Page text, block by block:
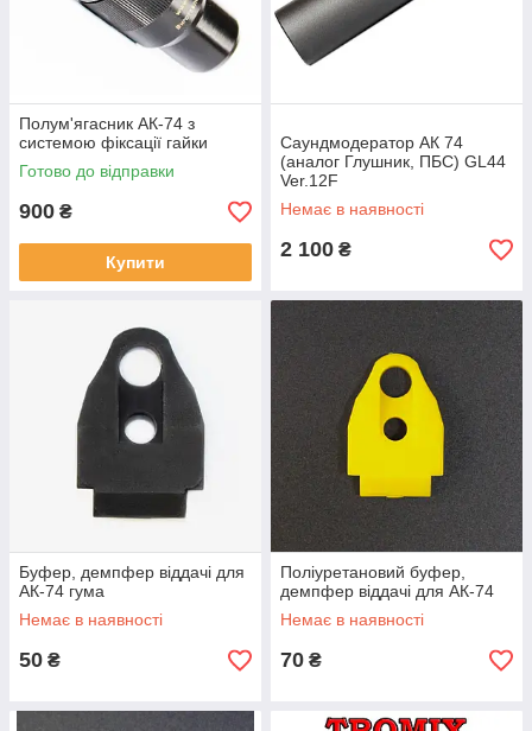
Полум'ягасник АК-74 з
системою фіксації гайки
Готово до відправки
900 ₴
Купити
Саундмодератор АК 74
(аналог Глушник, ПБС) GL44
Ver.12F
Немає в наявності
2 100 ₴
Буфер, демпфер віддачі для
АК-74 гума
Немає в наявності
50 ₴
Поліуретановий буфер,
демпфер віддачі для АК-74
Немає в наявності
70 ₴